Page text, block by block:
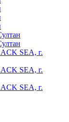
SEA, г.
SEA, г.
SEA, г.